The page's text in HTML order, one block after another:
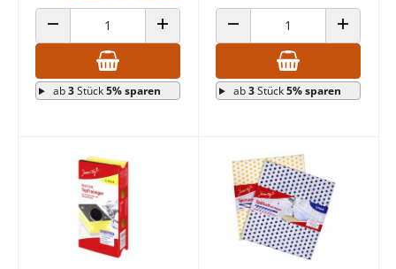
ANZAHL VERRINGERN ANZAHL ERHÖHEN
ab3Stück5% sparen
ANZAHL VERRINGERN ANZAHL
ab3Stück5% sparen